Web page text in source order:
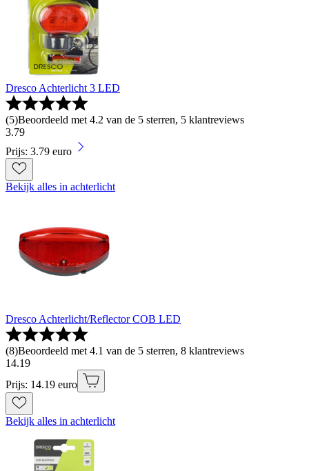
Dresco Achterlicht 3 LED
(5)Beoordeeld met 4.2 van de 5 sterren, 5 klantreviews
3.79
Prijs: 3.79 euro
Bekijk alles in achterlicht
Dresco Achterlicht/Reflector COB LED
(8)Beoordeeld met 4.1 van de 5 sterren, 8 klantreviews
14.19
Prijs: 14.19 euro
Bekijk alles in achterlicht